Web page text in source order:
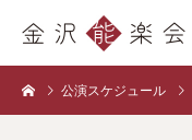
公演スケジュール